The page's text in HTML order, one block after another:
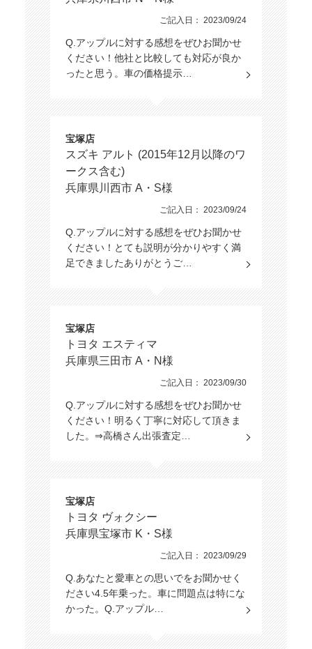
ご記入日： 2023/09/24
Q.アップルに対する感想をぜひお聞かせ
ください！他社と比較しても対応が良か
ったと思う。車の価格提示…
宝塚店
スズキ アルト (2015年12月以降のワ
ークス含む)
兵庫県川西市 A・S様
ご記入日： 2023/09/24
Q.アップルに対する感想をぜひお聞かせ
ください！とても説明が分かりやすく満
足できましたありがとうご…
宝塚店
トヨタ エスティマ
兵庫県三田市 A・N様
ご記入日： 2023/09/30
Q.アップルに対する感想をぜひお聞かせ
ください！明るく丁寧に対応して頂きま
した。⇒高橋さん出張査定…
宝塚店
トヨタ ヴォクシー
兵庫県宝塚市 K・S様
ご記入日： 2023/09/29
Q.あなたと愛車との思いでをお聞かせく
ださい4.5年乗った。車に問題点は特にな
かった。Q.アップル…